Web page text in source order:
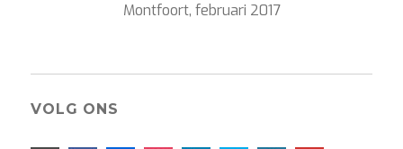
Montfoort, februari 2017
VOLG ONS